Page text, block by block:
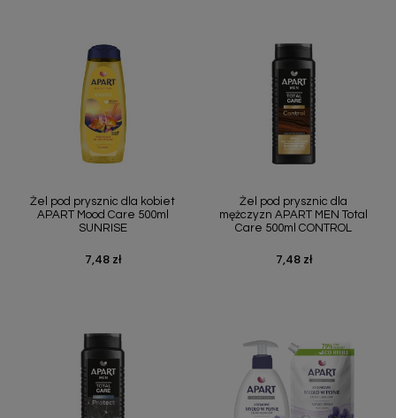
Żel pod prysznic dla kobiet
APART Mood Care 500ml
SUNRISE
Cena
7,48 zł
Żel pod prysznic dla
mężczyzn APART MEN Total
Care 500ml CONTROL
Cena
7,48 zł